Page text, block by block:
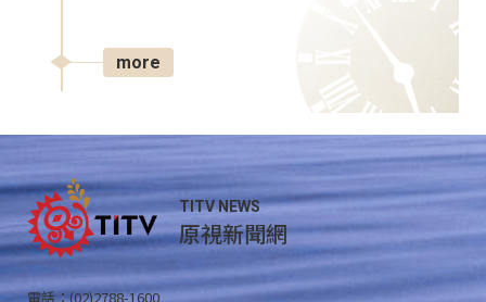
more
TITV NEWS
原視新聞網
電話：(02)2788-1600